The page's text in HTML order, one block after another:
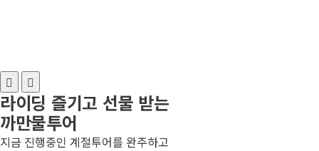
라이딩 즐기고 선물 받는
까만물투어
지금 진행중인 계절투어를 완주하고